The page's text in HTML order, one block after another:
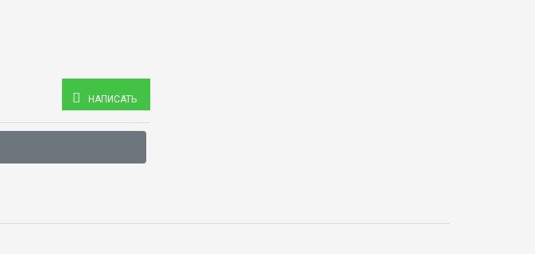
НАПИСАТЬ